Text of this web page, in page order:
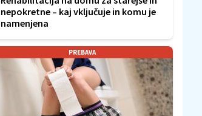
nepokretne – kaj vključuje in komu je
namenjena
PREBAVA